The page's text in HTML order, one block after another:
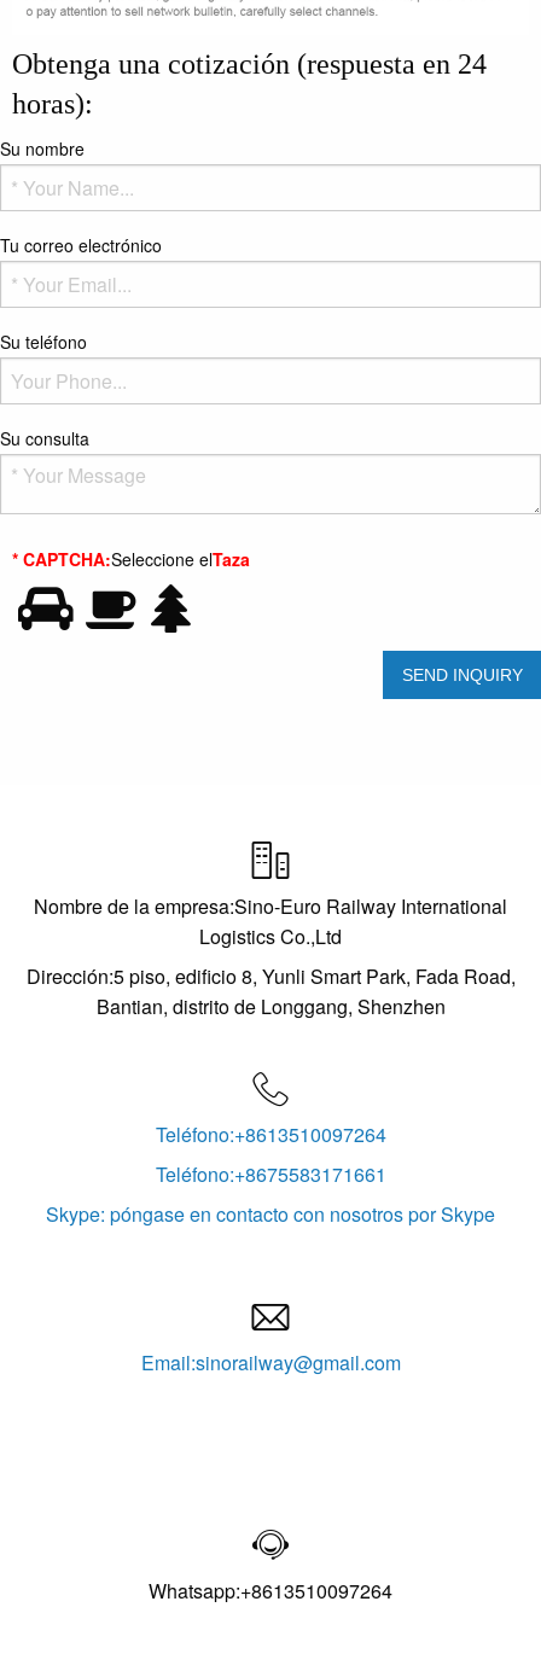
Obtenga una cotización (respuesta en 24
horas):
Su nombre
Tu correo electrónico
Su teléfono
Su consulta
* CAPTCHA:Seleccione elTaza

Nombre de la empresa:Sino-Euro Railway International
Logistics Co.,Ltd
Dirección:5 piso, edificio 8, Yunli Smart Park, Fada Road,
Bantian, distrito de Longgang, Shenzhen

Teléfono:+8613510097264
Teléfono:+8675583171661
Skype: póngase en contacto con nosotros por Skype

Email:sinorailway@gmail.com

Whatsapp:+8613510097264